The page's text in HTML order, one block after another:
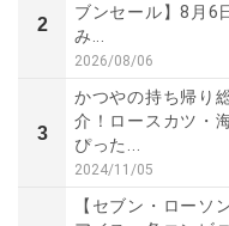
2
ブンセール】8月6
み...
2026/08/06
3
かつやの持ち帰り
介！ロースカツ・
ぴった...
2024/11/05
【セブン・ローソ